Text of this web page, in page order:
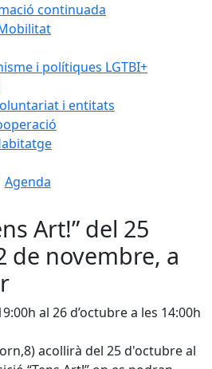
continuada
i polítiques LGTBI+
i entitats
Agenda
Art!” del 25
de novembre, a
al 26 d’octubre a les 14:00h
acollirà del 25 d'octubre al